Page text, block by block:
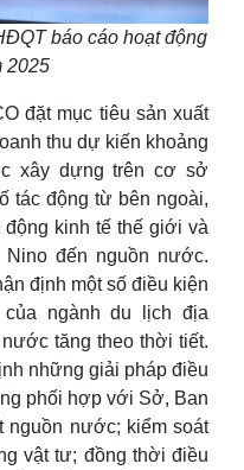
báo cáo hoạt động
2025
đặt mục tiêu sản xuất
thu dự kiến khoảng
xây dựng trên cơ sở
tác động từ bên ngoài,
kinh tế thế giới và
đến nguồn nước.
định một số điều kiện
ngành du lịch địa
tăng theo thời tiết.
những giải pháp điều
phối hợp với Sở, Ban
nguồn nước; kiểm soát
vật tư; đồng thời điều